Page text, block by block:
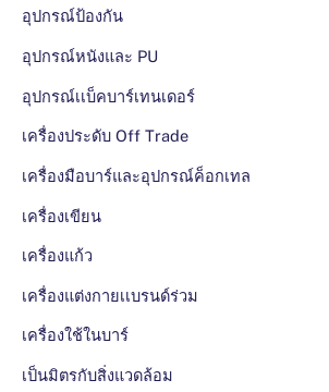
อุปกรณ์ป้องกัน
อุปกรณ์หนังและ PU
อุปกรณ์เเบ็คบาร์เทนเดอร์
เครื่องประดับ Off Trade
เครื่องมือบาร์และอุปกรณ์ค็อกเทล
เครื่องเขียน
เครื่องแก้ว
เครื่องแต่งกายเเบรนด์ร่วม
เครื่องใช้ในบาร์
เป็นมิตรกับสิ่งแวดล้อม